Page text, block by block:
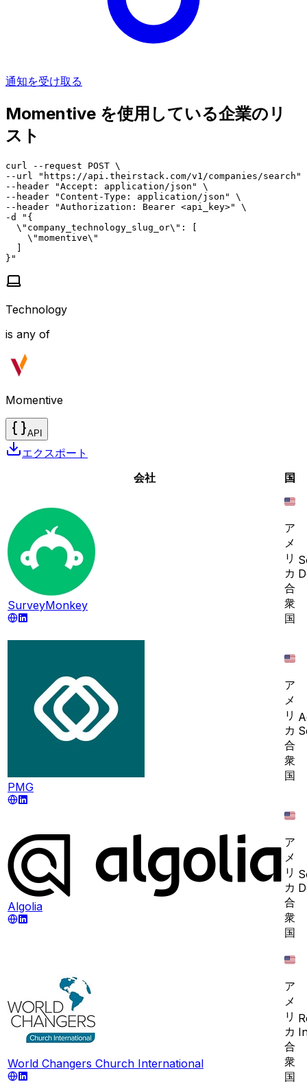
通知を受け取る
Momentive を使用している企業のリ
スト
curl --request POST \
--url "https://api.theirstack.com/v1/companies/search"
--header "Accept: application/json" \
--header "Content-Type: application/json" \
--header "Authorization: Bearer <api_key>" \
-d "{
  \"company_technology_slug_or\": [
    \"momentive\"
  ]
}"
Technology
is any of
Momentive
API
エクスポート
会社
国
SurveyMonkey
ア
メ
リ
カ
合
衆
国
PMG
ア
メ
リ
カ
合
衆
国
Algolia
ア
メ
リ
カ
合
衆
国
World Changers Church International
ア
メ
リ
カ
合
衆
国